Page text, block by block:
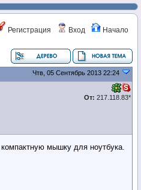
Регистрация Вход
Начало
Чтв, 05 Сентябрь 2013 22:24
От: 217.118.83*
мышку для ноутбука.